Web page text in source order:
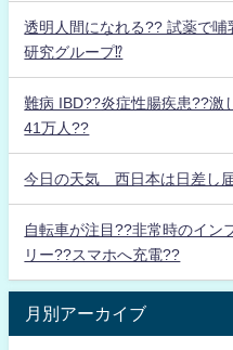
透明人間になれる?? 試薬で
研究グループ⁉
難病 IBD??炎症性腸疾患??激
41万人??
今日の天気 西日本は日差し
自転車が注目??非常時のイン
リー??スマホへ充電??
月別アーカイブ